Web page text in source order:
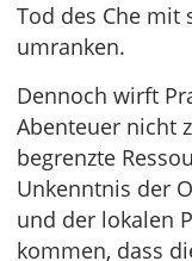
Tod des Che mit
umranken.
Dennoch wirft
Abenteuer nicht
begrenzte
Unkenntnis der
und der lokalen
kommen, dass